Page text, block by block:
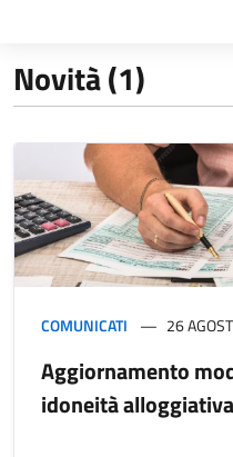
Novità (1)
COMUNICATI 26
Aggiornamento
idoneità alloggiativa